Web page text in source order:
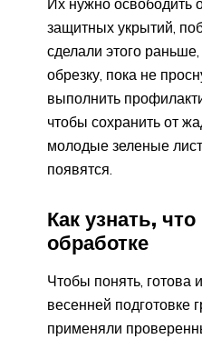
защитных укрытий,
сделали этого
обрезку, пока не
выполнить
чтобы сохранить от
молодые зеленые
появятся.
Как узнать,
обработке
Чтобы понять, готова
весенней подготовке
применяли